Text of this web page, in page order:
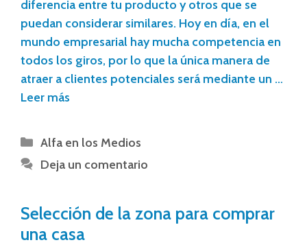
diferencia entre tu producto y otros que se
puedan considerar similares. Hoy en día, en el
mundo empresarial hay mucha competencia en
todos los giros, por lo que la única manera de
atraer a clientes potenciales será mediante un …
Leer más
Alfa en los Medios
Deja un comentario
Selección de la zona para comprar
una casa